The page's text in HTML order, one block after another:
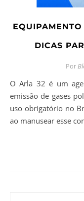
DICAS
Por
O Arla 32 é um agente redutor cuja função é reduzir a
emissão de gases
uso obrigatório no
ao manusear esse